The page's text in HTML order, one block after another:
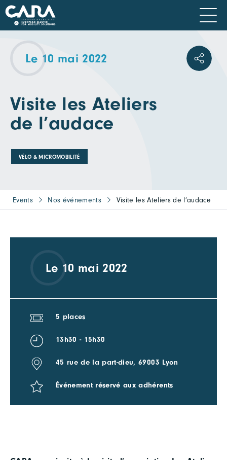
Le 10 mai 2022
Visite les Ateliers
de l’audace
VÉLO & MICROMOBILITÉ
Events Nos événements Visite les Ateliers de l’audace
Le 10 mai 2022
5 places
13h30 - 15h30
45 rue de la part-dieu, 69003 Lyon
Événement réservé aux adhérents